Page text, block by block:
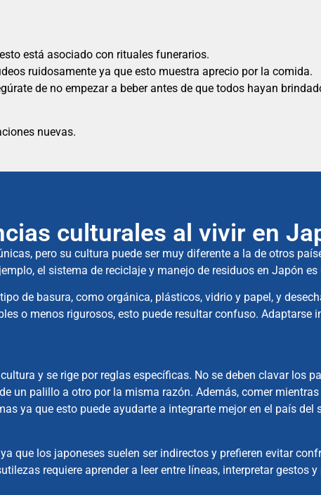
está asociado con rituales funerarios.
ruidosamente ya que esto muestra aprecio por la comida.
de no empezar a beber antes de que todos hayan
nuevas.
culturales al vivir en
pero su cultura puede ser muy diferente a la de otros
el sistema de reciclaje y manejo de residuos en Japón
de basura, como orgánica, plásticos, vidrio y papel, y
o menos rigurosos, esto puede resultar confuso. Adaptarse
y se rige por reglas específicas. No se deben clavar los
un palillo a otro por la misma razón. Además, comer
ya que esto puede ayudarte a integrarte mejor en el país del
que los japoneses suelen ser indirectos y prefieren evitar
requiere aprender a leer entre líneas, interpretar gestos